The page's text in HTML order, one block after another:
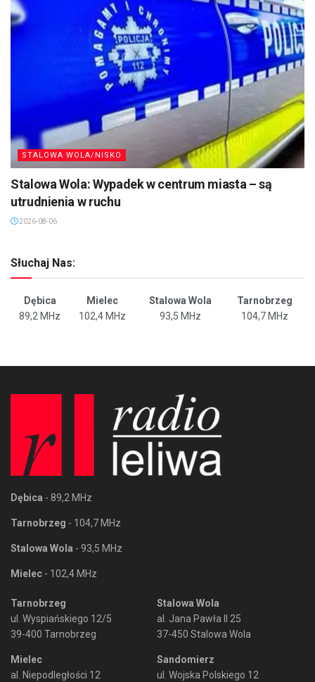
STALOWA WOLA/NISKO
Stalowa Wola: Wypadek w centrum miasta – są
utrudnienia w ruchu
2026-08-06
Słuchaj Nas:
Dębica Mielec Stalowa Wola
Tarnobrzeg
89,2 MHz
102,4 MHz 93,5 MHz 104,7 MHz
Dębica - 89,2 MHz
Tarnobrzeg - 104,7 MHz
Stalowa Wola - 93,5 MHz
Mielec - 102,4 MHz
Tarnobrzeg
ul. Wyspiańskiego 12/5
39-400 Tarnobrzeg
Mielec
al. Niepodległości 12
Stalowa Wola
al. Jana Pawła II 25
37-450 Stalowa Wola
Sandomierz
ul. Wojska Polskiego 12